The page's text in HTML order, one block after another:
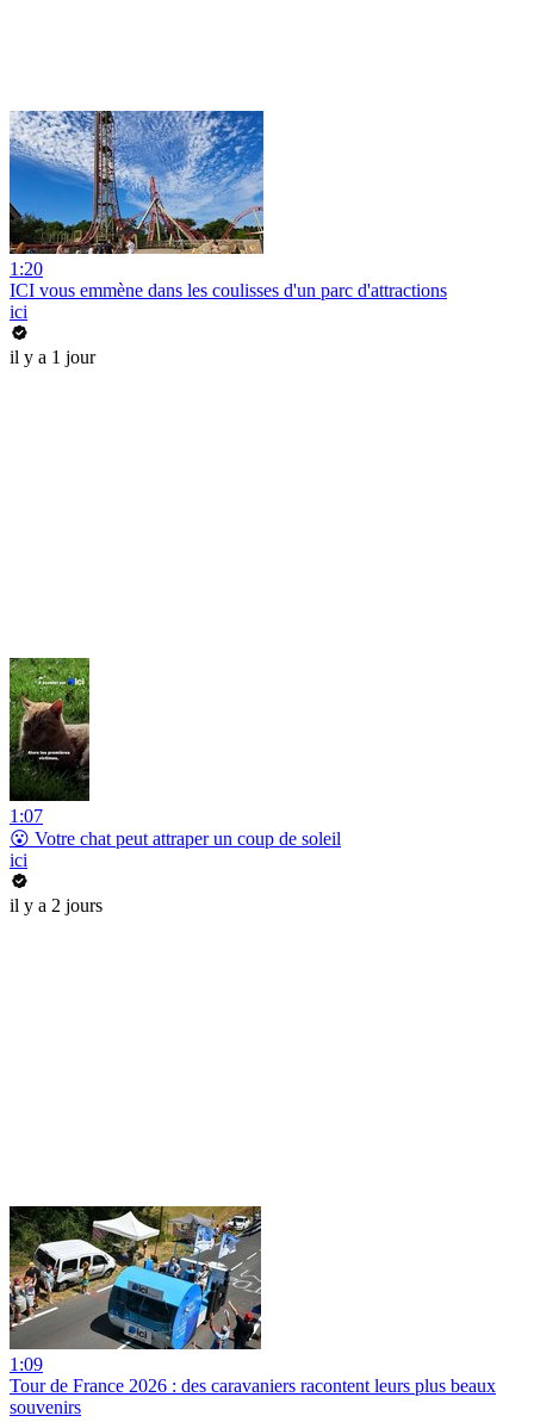
1:20
ICI vous emmène dans les coulisses d'un parc d'attractions
ici
il y a 1 jour
1:07
😮 Votre chat peut attraper un coup de soleil
ici
il y a 2 jours
1:09
Tour de France 2026 : des caravaniers racontent leurs plus beaux
souvenirs